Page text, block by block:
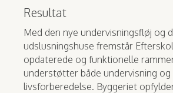
Resultat
Med den nye undervisningsfløj og
udslusningshuse fremstår
opdaterede og funktionelle
understøtter både undervisning og
livsforberedelse. Byggeriet